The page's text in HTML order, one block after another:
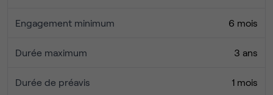
Engagement minimum 6 mois
Durée maximum 3 ans
Durée de préavis 1 mois